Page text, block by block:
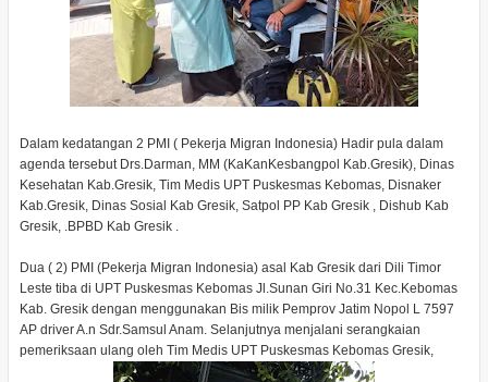
Dalam kedatangan 2 PMI ( Pekerja Migran Indonesia) Hadir pula dalam
agenda tersebut Drs.Darman, MM (KaKanKesbangpol Kab.Gresik), Dinas
Kesehatan Kab.Gresik, Tim Medis UPT Puskesmas Kebomas, Disnaker
Kab.Gresik, Dinas Sosial Kab Gresik, Satpol PP Kab Gresik , Dishub Kab
Gresik, .BPBD Kab Gresik .
Dua ( 2) PMI (Pekerja Migran Indonesia) asal Kab Gresik dari Dili Timor
Leste tiba di UPT Puskesmas Kebomas Jl.Sunan Giri No.31 Kec.Kebomas
Kab. Gresik dengan menggunakan Bis milik Pemprov Jatim Nopol L 7597
AP driver A.n Sdr.Samsul Anam. Selanjutnya menjalani serangkaian
pemeriksaan ulang oleh Tim Medis UPT Puskesmas Kebomas Gresik,